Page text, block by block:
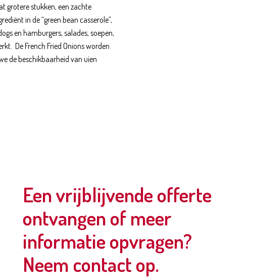
grotere stukken, een zachte
in de “green bean casserole”,
en hamburgers, salades, soepen,
De French Fried Onions worden
de beschikbaarheid van uien
Een vrijblijvende offerte
ontvangen of meer
informatie opvragen?
Neem contact op.